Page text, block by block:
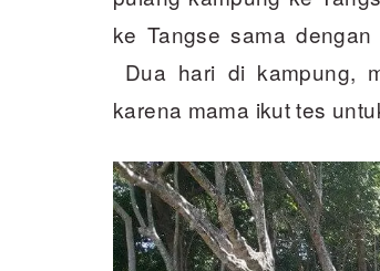
ke Tangse sama
Dua hari di kampung,
karena mama ikut tes